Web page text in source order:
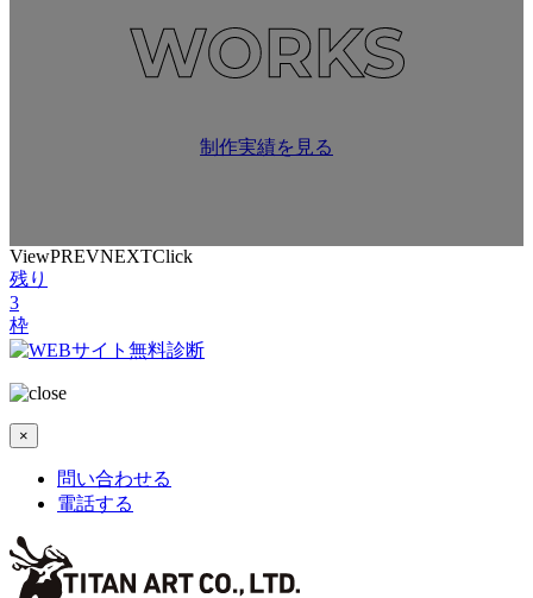
制作実績を見る
ViewPREVNEXTClick
残り
3
枠
×
問い合わせる
電話する